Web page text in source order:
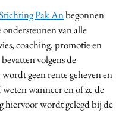
Pak Anbegonnen
van alle
coaching, promotie en
volgens de
geen rente geheven en
wanneer en of ze de
hiervoor wordt gelegd bij de